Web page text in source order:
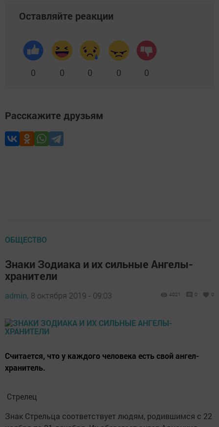
Оставляйте реакции
0 0 0 0 0
Расскажите друзьям
ОБЩЕСТВО
Знаки Зодиака и их сильные Ангелы-
хранители
admin, 8 октября 2019 - 09:03 4021 0 0
Считается, что у каждого человека есть свой ангел-
хранитель.
Стрелец
Знак Стрельца соответствует людям, родившимся с 22